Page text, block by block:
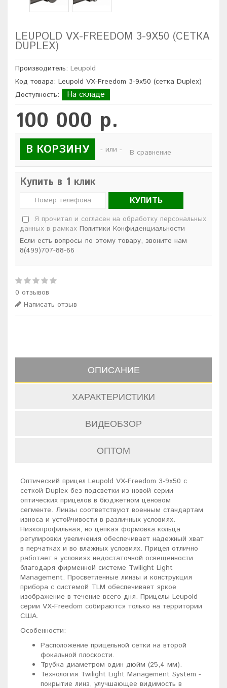
LEUPOLD VX-FREEDOM 3-9X50 (СЕТКА
DUPLEX)
Производитель: Leupold
Код товара: Leupold VX-Freedom 3-9x50 (сетка Duplex)
Доступность:
На складе
100 000 р.
В КОРЗИНУ - или - В сравнение
Купить в 1 клик
КУПИТЬ
Я прочитал и согласен на обработку персональных
данных в рамках Политики Конфиденциальности
Если есть вопросы по этому товару, звоните нам
8(499)707-88-66
0 отзывов
Написать отзыв
ОПИСАНИЕ
ХАРАКТЕРИСТИКИ
ВИДЕОБЗОР
ОПТОМ
Оптический прицел Leupold VX-Freedom 3-9x50 c
сеткой Duplex без подсветки из новой серии
оптических прицелов в бюджетном ценовом
сегменте. Линзы соответствуют военным стандартам
износа и устойчивости в различных условиях.
Низкопрофильная, но цепкая формовка кольца
регулировки увеличения обеспечивает надежный хват
в перчатках и во влажных условиях. Прицел отлично
работает в условиях недостаточной освещенности
благодаря фирменной системе Twilight Light
Management. Просветленные линзы и конструкция
прибора с системой TLM обеспечивает яркое
изображение в течение всего дня. Прицелы Leupold
серии VX-Freedom собираются только на территории
США.
Особенности:
Расположение прицельной сетки на второй
фокальной плоскости.
Трубка диаметром один дюйм (25,4 мм).
Технология Twilight Light Management System -
покрытие линз, улучшающее видимость в